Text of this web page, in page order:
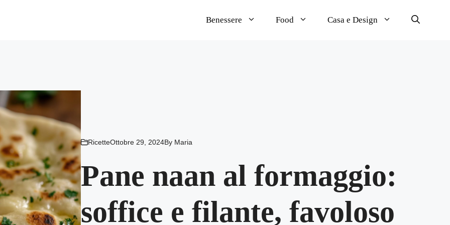
Benessere Food Casa e Design
RicetteOttobre 29, 2024By Maria
Pane naan al formaggio:
soffice e filante, favoloso